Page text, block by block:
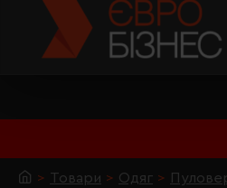
Товари Одяг